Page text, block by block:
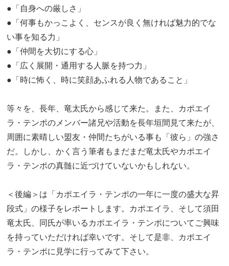
●「自身への厳しさ」
●「何事もかっこよく、センスが良く無ければ魅力的でな
い事を知る力」
●「仲間を大切にする心」
●「広く展開・通用する人脈を持つ力」
●「時に怖く、時に笑顔あふれる人物であること」
等々を、長年、竜太氏から感じて来た。また、カポエイ
ラ・テンポのメンバー諸兄や活動を長年垣間見て来たが、
周囲に素晴しい盟友・仲間たちがいる事も「彼ら」の強さ
だ。しかし、かく言う筆者もまだまだ竜太氏やカポエイ
ラ・テンポの真髄に近づけていないかもしれない。
＜後編＞は「カポエイラ・テンポの一年に一度の盛大な昇
段式」の様子をレポートします。カポエイラ、そして須田
竜太氏、同氏が率いるカポエイラ・テンポについてご興味
を持っていただければ幸いです。そして是非、カポエイ
ラ・テンポに見学に行ってみて下さい。